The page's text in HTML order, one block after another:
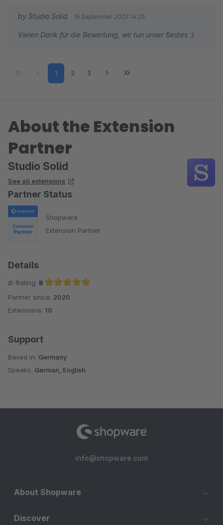
by Studio Solid 15 September 2023 14:25
Vielen Dank für die Bewertung, wir tun unser Bestes :)
Page
1 Page
2 Page
3
About the Extension
Partner
Studio Solid
See all extensions
Partner Status
Shopware
Extension Partner
Details
Ø-Rating: 5
Average rating of 5 out of 5 stars
Partner since: 2020
Extensions: 10
Support
Based in: Germany
Speaks: German, English
info@shopware.com
About Shopware
Discover